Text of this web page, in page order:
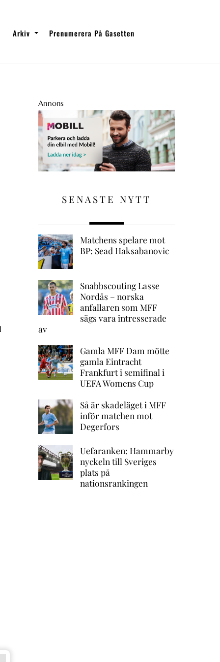
Arkiv Prenumerera På Gasetten
Annons
SENASTE NYTT
Matchens spelare mot
BP: Sead Haksabanovic
Snabbscouting Lasse
Nordås – norska
anfallaren som MFF
sägs vara intresserade
av
Gamla MFF Dam mötte
gamla Eintracht
Frankfurt i semifinal i
UEFA Womens Cup
Så är skadeläget i MFF
inför matchen mot
Degerfors
Uefaranken: Hammarby
nyckeln till Sveriges
plats på
nationsrankingen